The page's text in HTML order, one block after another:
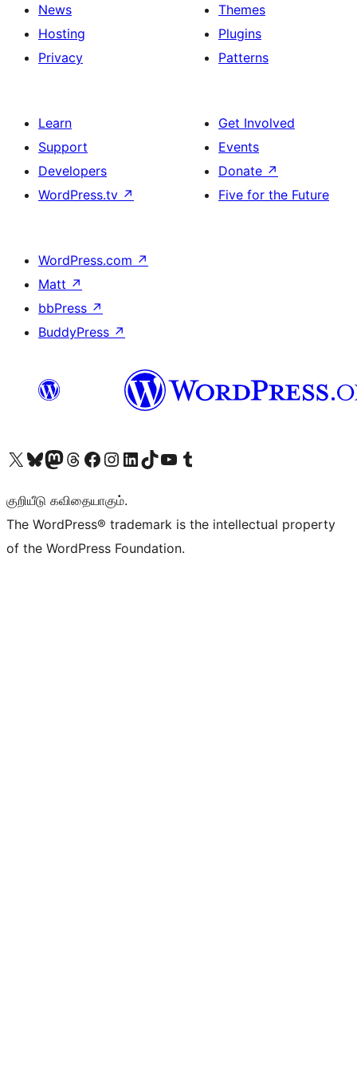
News
Hosting
Privacy
Themes
Plugins
Patterns
Learn
Support
Developers
WordPress.tv ↗
Get Involved
Events
Donate ↗
Five for the Future
WordPress.com ↗
Matt ↗
bbPress ↗
BuddyPress ↗
Visit our X (formerly Twitter) account
Visit our Bluesky account
Visit our Mastodon account
Visit our Threads account
Visit our Facebook page
Visit our Instagram account
Visit our LinkedIn account
Visit our TikTok account
Visit our YouTube channel
Visit our Tumblr account
குறியீடு கவிதையாகும்.
The WordPress® trademark is the intellectual property
of the WordPress Foundation.